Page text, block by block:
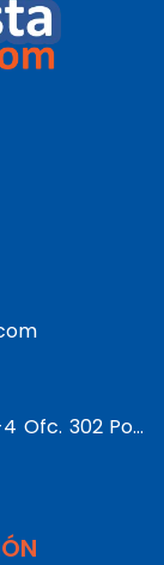
Calle 5 Sur No. 78 L-81 Bloque G-4 Ofc. 302 Portería 1 Banderas - Kennedy